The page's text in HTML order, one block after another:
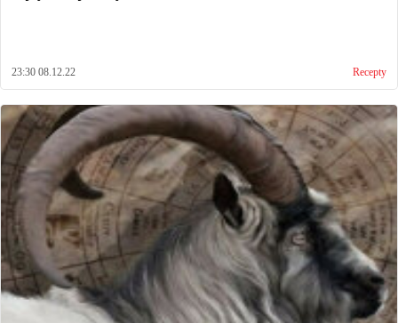
23:30 08.12.22 Recepty